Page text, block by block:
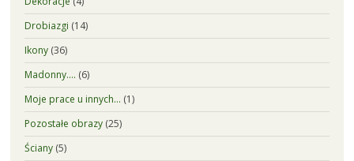
Drobiazgi (14)
Ikony(36)
Madonny…. (6)
Moje prace u innych… (1)
Pozostałe obrazy(25)
Ściany(5)